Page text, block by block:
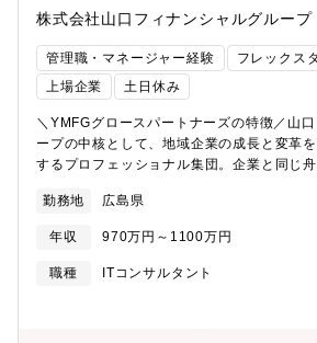
スの企画にチャレンジすることができます・
ューションを提案できます・国内外のセキ
業を主導できます・スタートアップを含むセ
当社研究所を通じて最新の技術に触れること
なサービス提供を通じて、セキュリティの
とができます・OTセキュリティに関してワ
り、セキュリティの分野から社会課題を解決
株式会社山口フィナンシャルグループ
管理職・マネージャー経験
フレックス
上場企業
土日休み
＼YMFGグロースパートナーズの特徴／山
ープの中核として、地域企業の成長と変革
するプロフェッショナル集団。企業と同じ
YMFGグロースパートナーズでは、中期経
業のDX推進を重要な成長支援テーマとして
おいて、業務の属人化や非効率なオペレー
方、SaaSやデジタルツールの導入だけでは
とシステムを一体で見直し、実効性のある
勤務地 広島県
年収 970万円～1100万円
職種
ITコンサルタント